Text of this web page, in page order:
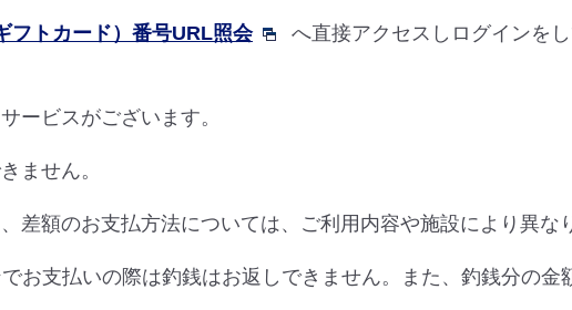
フトカード）番号URL照会
へ直接アクセスしログインを
ービスがございます。
ません。
差額のお支払方法については、ご利用内容や施設により異な
お支払いの際は釣銭はお返しできません。また、釣銭分の金